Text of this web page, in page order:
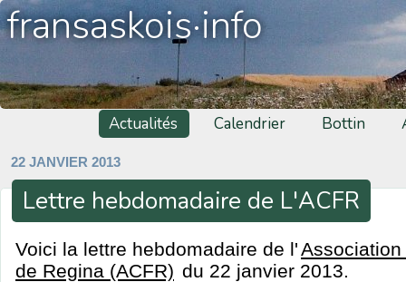
fransaskois·info
Actualités Calendrier Bottin
22 JANVIER 2013
Lettre hebdomadaire de L'ACFR
Voici la lettre hebdomadaire de l'
de Regina (ACFR) du 22 janvier 2013.